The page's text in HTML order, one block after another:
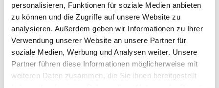
personalisieren, Funktionen für soziale Medien anbieten
zu können und die Zugriffe auf unsere Website zu
analysieren. Außerdem geben wir Informationen zu Ihrer
Verwendung unserer Website an unsere Partner für
soziale Medien, Werbung und Analysen weiter. Unsere
Partner führen diese Informationen möglicherweise mit
weiteren Daten zusammen, die Sie ihnen bereitgestellt
Pfarrerin: Vera Rosin
Am Weißdorn 2a
44577 Castrop-Rauxel
Telefon: 015780404004
E-Mail: vera.rosin@ekvw.de